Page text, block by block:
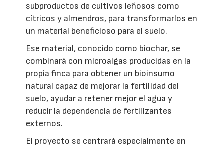
subproductos de cultivos leñosos como
cítricos y almendros, para transformarlos en
un material beneficioso para el suelo.
Ese material, conocido como biochar, se
combinará con microalgas producidas en la
propia finca para obtener un bioinsumo
natural capaz de mejorar la fertilidad del
suelo, ayudar a retener mejor el agua y
reducir la dependencia de fertilizantes
externos.
El proyecto se centrará especialmente en